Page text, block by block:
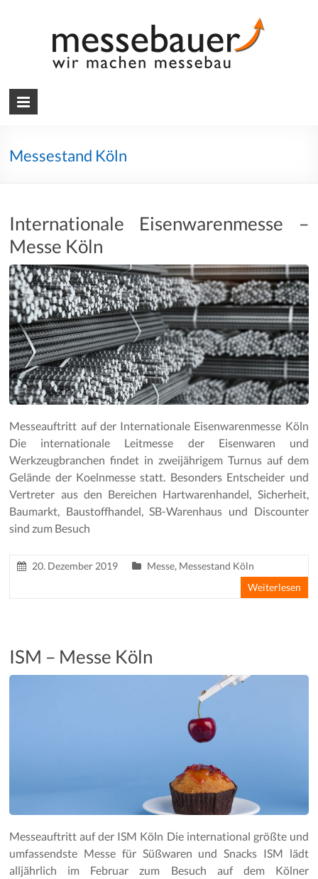
Messebauer
Wir
machen
Messestand Köln
Internationale Eisenwarenmesse –
Messe Köln
Messeauftritt auf der Internationale Eisenwarenmesse Köln
Die internationale Leitmesse der Eisenwaren und
Werkzeugbranchen findet in zweijährigem Turnus auf dem
Gelände der Koelnmesse statt. Besonders Entscheider und
Vertreter aus den Bereichen Hartwarenhandel, Sicherheit,
Baumarkt, Baustoffhandel, SB-Warenhaus und Discounter
sind zum Besuch
20. Dezember 2019 Messe, Messestand Köln
Weiterlesen
ISM – Messe Köln
Messeauftritt auf der ISM Köln Die international größte und
umfassendste Messe für Süßwaren und Snacks ISM lädt
alljährlich im Februar zum Besuch auf dem Kölner